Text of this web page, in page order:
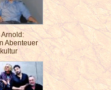
Arnold:
Abenteuer